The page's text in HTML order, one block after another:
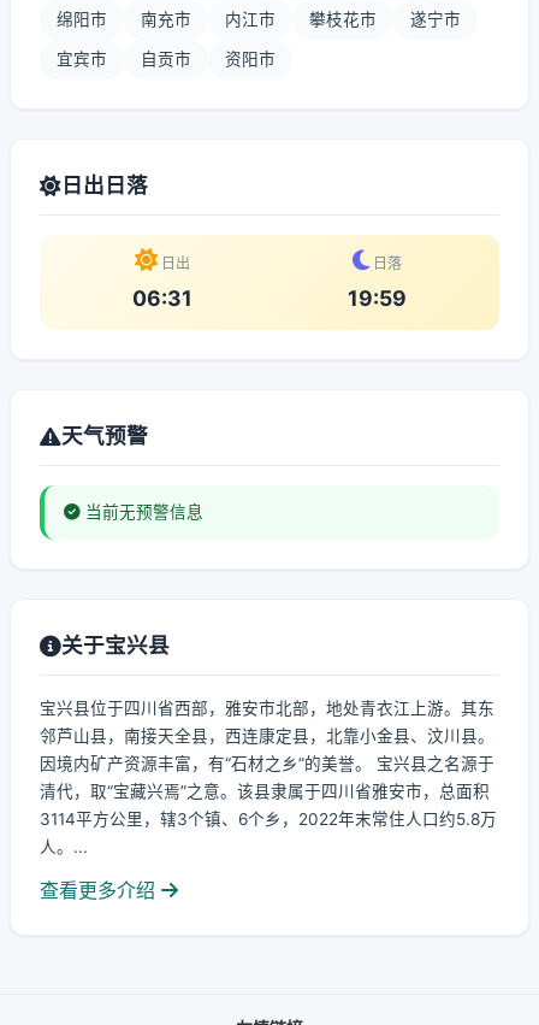
绵阳市 南充市 内江市 攀枝花市 遂宁市
宜宾市 自贡市 资阳市
日出日落
日出
06:31
日落
19:59
天气预警
当前无预警信息
关于宝兴县
宝兴县位于四川省西部，雅安市北部，地处青衣江上游。其东
邻芦山县，南接天全县，西连康定县，北靠小金县、汶川县。
因境内矿产资源丰富，有“石材之乡”的美誉。 宝兴县之名源于
清代，取“宝藏兴焉”之意。该县隶属于四川省雅安市，总面积
3114平方公里，辖3个镇、6个乡，2022年末常住人口约5.8万
人。...
查看更多介绍